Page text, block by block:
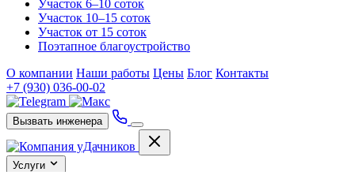
Участок 6–10 соток
Участок 10–15 соток
Участок от 15 соток
Поэтапное благоустройство
О компании Наши работы Цены Блог Контакты
+7 (930) 036-00-02
Вызвать инженера
Услуги